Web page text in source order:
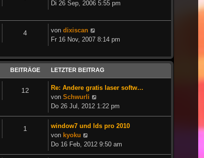
Beitrag
Di 26 Sep, 2006 5:55 pm
4 von dixiscan
Beitrag
Fr 16 Nov, 2007 8:14 pm
BEITRÄGE LETZTER BEITRAG
12
Re: Andere gratis laser softw…
von Schwurli
Beitrag
Do 26 Jul, 2012 1:22 pm
1
window7 und lds pro 2010
von kyoku
Beitrag
Do 16 Feb, 2012 9:50 am